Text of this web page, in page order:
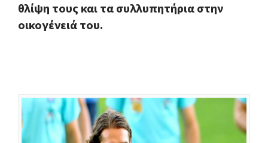
θλίψη τους και τα συλλυπητήρια στην
οικογένειά του.